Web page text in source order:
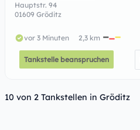
Hauptstr. 94
01609 Gröditz
vor 3 Minuten 2,3 km
Tankstelle beanspruchen
10 von 2 Tankstellen in Gröditz